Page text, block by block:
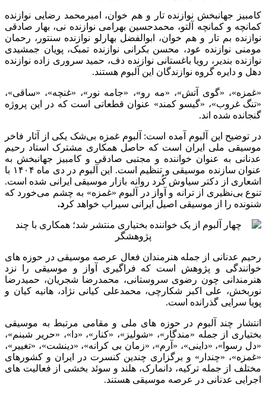
کامبیز جهانبخش نوازنده تار و هم خوان، امیرمحمد رضایی نوازنده
کمانچه و کمانچه آلتو، محمدحسین بهرامی نوازنده نی، بهار صادقی
نوازنده بم تار و هم خوان، ابوالفضل بهارلو نوازنده سنتور، رحمان
مومنی نوازنده عود، محسن بکرانی نوازنده تمبک، پویان جمشیدی
نوازنده بندیر، رویا باغستانی نوازنده دف، حمید سروری زاده نوازنده
دهل و دایره گروه نوازندگان این آلبوم هستند.
«غمزه»، «گوی آتش»، «مه رو»، «جامه نور»، «غنچه»، «ساقی»،
«تنگ غروب»، «گیسو کمند» عنوان قطعاتی است که در این پروژه
گنجانده شده اند.
در توضیح این آلبوم آمده است: آلبوم غمزه بی‌شک یکی از آثار فاخر
موسیقی ملی ایران است که حاصل همکاری مشترک استاد رحیم
عدنانی به عنوان خواننده و مجتبی صادقی و کامبیز جهانبخش به
عنوان سازنده موسیقی و تنظیم است. این آلبوم در دی‌ ماه ۱۴۰۴ با
اشعاری از دکتر سیاوش کُرد روانه بازار موسیقی ایرانی شده است.
تنوع بی‌نظیری از ترانه و آواز در آلبوم «غمزه» به چشم می‌خورد که
شنونده را از موسیقی اصیل ایرانی سیراب خواهد کر د.
رحیم عدنانی از جمله هنرمندان فعال عرصه موسیقی در حوزه های
خوانندگی و پژوهش است که فراگیری آواز و موسیقی را نزد
هنرمندانی چون رضوی سروستانی، محمدرضا شجریان، حمیدرضا
نوربخش، علی اکبر شکارچی، محمدعلی کیانی نژاد، هانیه کیان و
پویا سرایی گذرانده است.
انتشار چند آلبوم در حوزه های ملی و مقامی مرتبط به موسیقی
بختیاری از جمله «مندگار»، «شولیز»، «کنار»، «دا»، «حریر شبنم»،
«دل رسوا»، «داینی»، «آرم»، «زمان بی کرانه»، «دینشت»، «تغییر»،
«غمزه»، «چندار» و برگزاری چندین کنسرت در ایران و کشورهای
مختلف از جمله ترکیه، دانمارک، هلند و سوئد بخشی از فعالیت های
اجرایی عدنانی در عرصه موسیقی هستند.